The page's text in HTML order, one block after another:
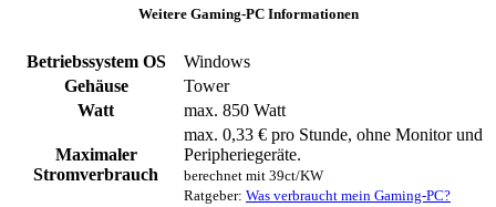
Weitere Gaming-PC Informationen
Betriebssystem OS
Windows
Gehäuse
‎Tower
Watt
max. 850 Watt
Maximaler
Stromverbrauch
max. 0,33 € pro Stunde, ohne Monitor und
Peripheriegeräte.
berechnet mit 39ct/KW
Ratgeber: Was verbraucht mein Gaming-PC?